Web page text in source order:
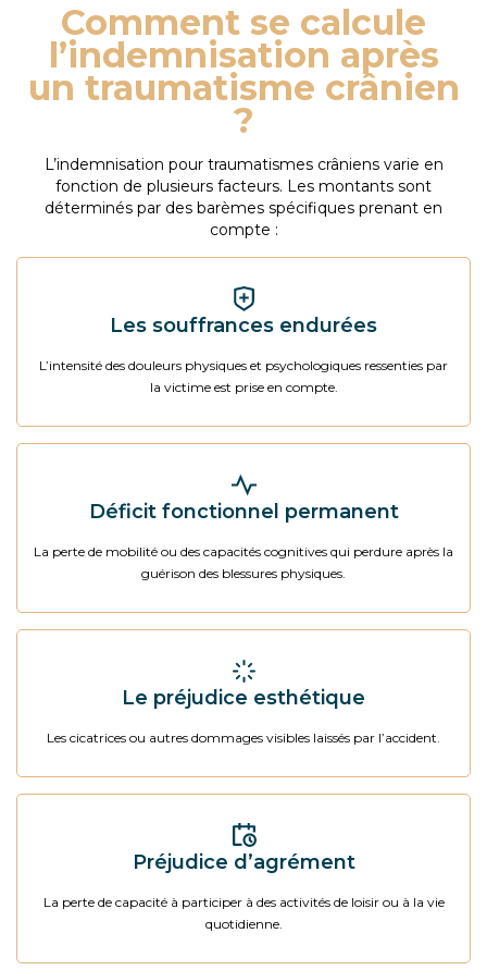
Comment se calcule
l’indemnisation après
un traumatisme crânien
?
L’indemnisation pour traumatismes crâniens varie en
fonction de plusieurs facteurs. Les montants sont
déterminés par des barèmes spécifiques prenant en
compte :
Les souffrances endurées
L’intensité des douleurs physiques et psychologiques ressenties par
la victime est prise en compte.
Déficit fonctionnel permanent
La perte de mobilité ou des capacités cognitives qui perdure après la
guérison des blessures physiques.
Le préjudice esthétique
Les cicatrices ou autres dommages visibles laissés par l’accident.
Préjudice d’agrément
La perte de capacité à participer à des activités de loisir ou à la vie
quotidienne.